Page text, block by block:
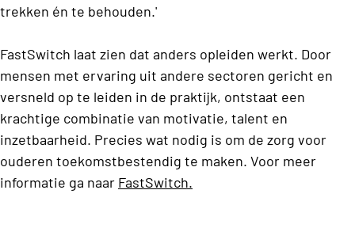
trekken én te behouden.'
FastSwitch laat zien dat anders opleiden werkt. Door
mensen met ervaring uit andere sectoren gericht en
versneld op te leiden in de praktijk, ontstaat een
krachtige combinatie van motivatie, talent en
inzetbaarheid. Precies wat nodig is om de zorg voor
ouderen toekomstbestendig te maken. Voor meer
informatie ga naar FastSwitch.